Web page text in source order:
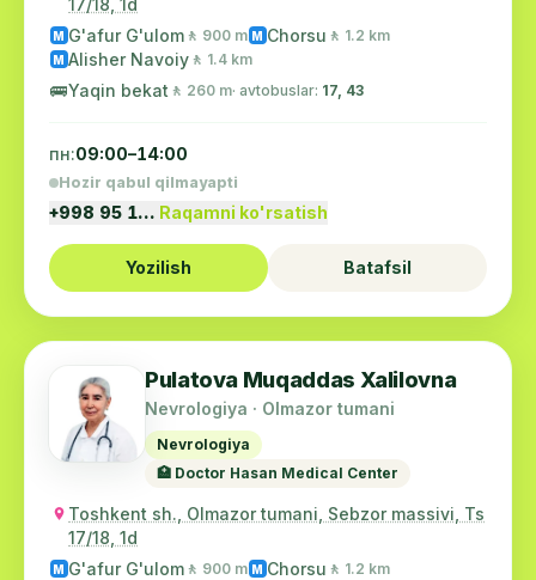
M G'afur G'ulom 🚶 900 m M Chorsu 🚶 1.2 km
M Alisher Navoiy 🚶 1.4 km
🚌Yaqin bekat 🚶 260 m· avtobuslar: 17, 43
пн:09:00–14:00
Hozir qabul qilmayapti
+998 95 1… Raqamni ko'rsatish
Yozilish Batafsil
Pulatova Muqaddas Xalilovna
Nevrologiya · Olmazor tumani
Nevrologiya
🏥 Doctor Hasan Medical Center
Toshkent sh., Olmazor tumani, Sebzor massivi, Ts
17/18, 1d
M G'afur G'ulom 🚶 900 m M Chorsu 🚶 1.2 km